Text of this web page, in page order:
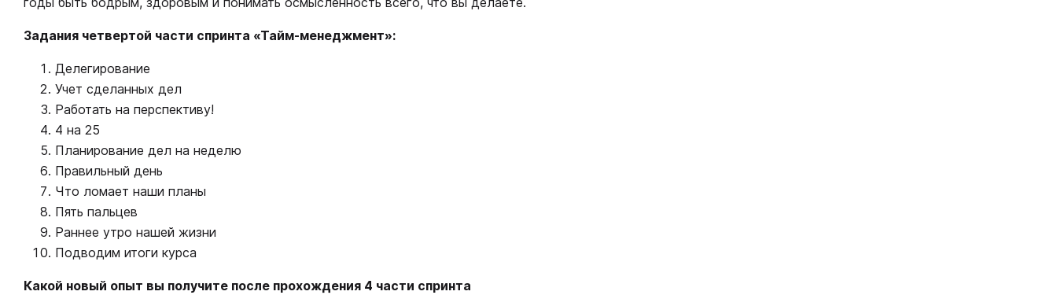
Задания четвертой части спринта «Тайм-менеджмент»:
Делегирование
Учет сделанных дел
Работать на перспективу!
4 на 25
Планирование дел на неделю
Правильный день
Что ломает наши планы
Пять пальцев
Раннее утро нашей жизни
Подводим итоги курса
Какой новый опыт вы получите после прохождения 4 части спринта